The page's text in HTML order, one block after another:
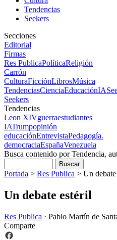
Tendencias
Seekers
Secciones
Editorial
Firmas
Res PublicaPolíticaReligión
Carrón
CulturaFicciónLibrosMúsica
TendenciasCienciaEducaciónIA
Seekers
Tendencias
Leon XIVguerraestudiantes
IATrumpopinión
educaciónEntrevistaPedagogía.
democraciaEspañaVenezuela
Busca contenido por Tendencia,
Portada > Res Publica > Un
Un debate estéril
Res Publica · Pablo Martín de
Comparte